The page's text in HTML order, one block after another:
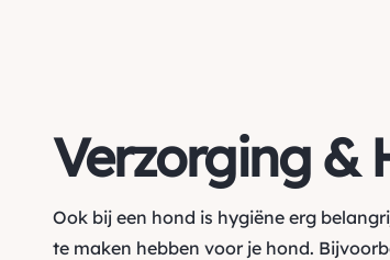
Verzorging &
Ook bij een hond is hygiëne erg
te maken hebben voor je hond.